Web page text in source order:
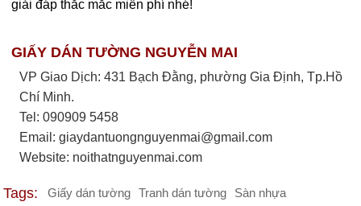
giải đáp thắc mắc miễn phí nhé!
GIẤY DÁN TƯỜNG NGUYỄN MAI
VP Giao Dịch: 431 Bạch Đằng, phường Gia Định, Tp.Hồ
Chí Minh.
Tel: 090909 5458
Email:giaydantuongnguyenmai@gmail.com
Website: noithatnguyenmai.com
Tags: Giấy dán tường Tranh dán tường
Sàn nhựa